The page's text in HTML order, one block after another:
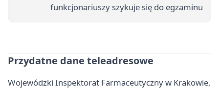
funkcjonariuszy szykuje się do egzaminu
Przydatne dane teleadresowe
Wojewódzki Inspektorat Farmaceutyczny w Krakowie,